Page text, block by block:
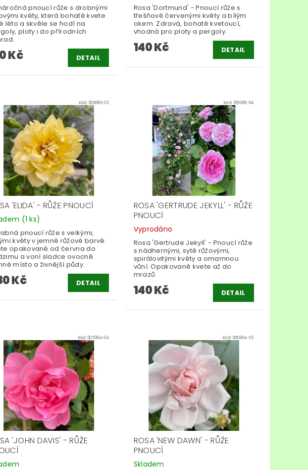
pnoucí růže s drobnými
květy, která bohatě kvete
léto a skvěle se hodí na
ploty i do přírodních
Kč DETAIL
Rosa 'Dortmund' - Pnoucí růže s
třešňově červenými květy a bílým
okem. Zdravá, bohatě kvetoucí,
vhodná pro ploty a pergoly.
140 Kč DETAIL
Kód:005885-02
'ELIDA' - RŮŽE PNOUCÍ
(1 ks)
pnoucí růže s velkými,
květy v jemně růžové barvě.
opakovaně od června do
a voní sladce ovocně.
místo a živnější půdy.
Kč DETAIL
Kód: 005905-04
ROSA 'GERTRUDE JEKYLL' - RŮŽE
PNOUCÍ
Vyprodáno
Rosa 'Gertrude Jekyll' - Pnoucí růže
s nádhernými, sytě růžovými,
spirálovitými květy a omamnou
vůní. Opakovaně kvete až do
mrazů.
140 Kč DETAIL
Kód:007984-04
'JOHN DAVIS' - RŮŽE
Kód: 005964-03
ROSA 'NEW DAWN' - RŮŽE
PNOUCÍ
Skladem